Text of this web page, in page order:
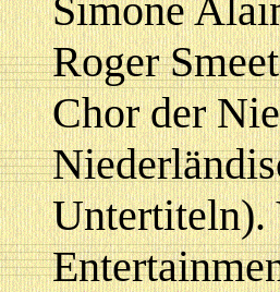
Simone
Roger
Chor der